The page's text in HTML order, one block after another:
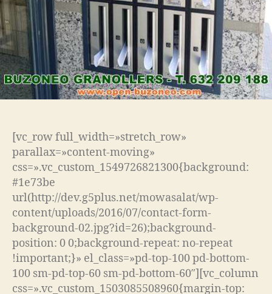
[vc_row full_width=»stretch_row»
parallax=»content-moving»
css=».vc_custom_1549726821300{background:
#1e73be
url(http://dev.g5plus.net/mowasalat/wp-
content/uploads/2016/07/contact-form-
background-02.jpg?id=26);background-
position: 0 0;background-repeat: no-repeat
!important;}» el_class=»pd-top-100 pd-bottom-
100 sm-pd-top-60 sm-pd-bottom-60″][vc_column
css=».vc_custom_1503085508960{margin-top: